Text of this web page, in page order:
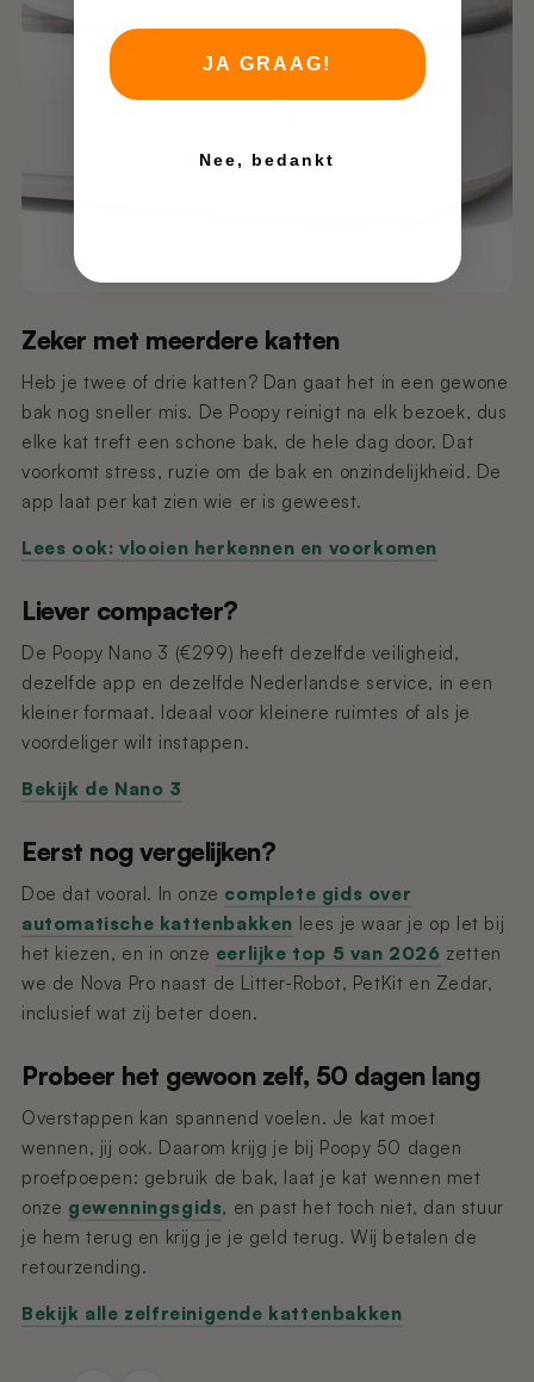
Zeker met meerdere katten
Heb je twee of drie katten? Dan gaat het in een gewone
bak nog sneller mis. De Poopy reinigt na elk bezoek, dus
elke kat treft een schone bak, de hele dag door. Dat
voorkomt stress, ruzie om de bak en onzindelijkheid. De
app laat per kat zien wie er is geweest.
Lees ook: vlooien herkennen en voorkomen
Liever compacter?
De Poopy Nano 3 (€299) heeft dezelfde veiligheid,
dezelfde app en dezelfde Nederlandse service, in een
kleiner formaat. Ideaal voor kleinere ruimtes of als je
voordeliger wilt instappen.
Bekijk de Nano 3
Eerst nog vergelijken?
Doe dat vooral. In onze complete gids over
automatische kattenbakken lees je waar je op let bij
het kiezen, en in onze eerlijke top 5 van 2026 zetten
we de Nova Pro naast de Litter-Robot, PetKit en Zedar,
inclusief wat zij beter doen.
Probeer het gewoon zelf, 50 dagen lang
Overstappen kan spannend voelen. Je kat moet
wennen, jij ook. Daarom krijg je bij Poopy 50 dagen
proefpoepen: gebruik de bak, laat je kat wennen met
onze gewenningsgids, en past het toch niet, dan stuur
je hem terug en krijg je je geld terug. Wij betalen de
retourzending.
Bekijk alle zelfreinigende kattenbakken
JA GRAAG!
Nee, bedankt